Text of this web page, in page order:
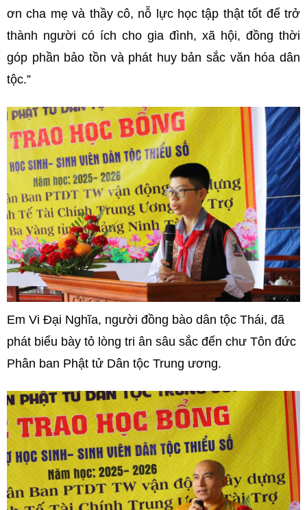
ơn cha mẹ và thầy cô, nỗ lực học tập thật tốt để trở
thành người có ích cho gia đình, xã hội, đồng thời
góp phần bảo tồn và phát huy bản sắc văn hóa dân
tộc.”
Em Vi Đại Nghĩa, người đồng bào dân tộc Thái, đã
phát biểu bày tỏ lòng tri ân sâu sắc đến chư Tôn đức
Phân ban Phật tử Dân tộc Trung ương.